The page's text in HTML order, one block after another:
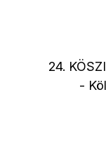
24.
-